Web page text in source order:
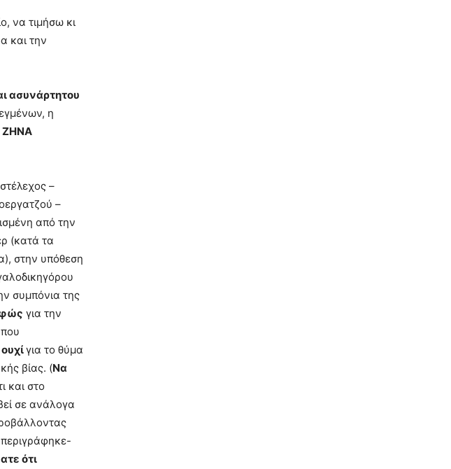
να τιμήσω κι
και την
ασυνάρτητου
η
ΖΗΝΑ
–
–
από την
(κατά τα
στην υπόθεση
συμπόνια της
για την
για το θύμα
βίας. (Να
και στο
σε ανάλογα
ότι